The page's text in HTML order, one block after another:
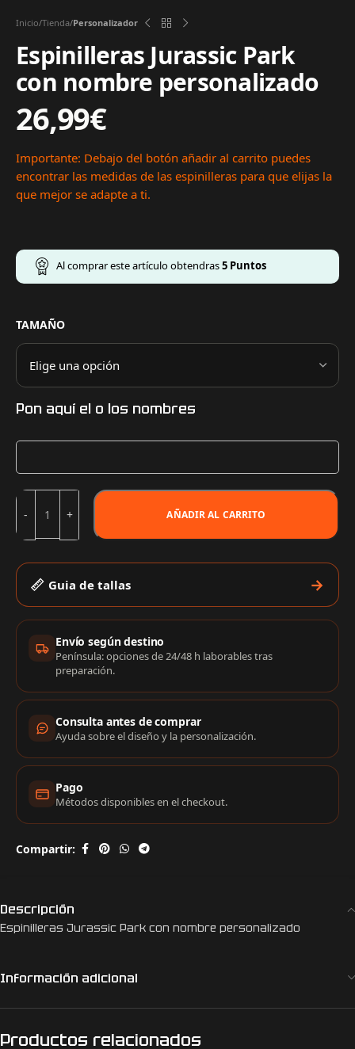
Inicio Tienda Personalizador
Espinilleras Jurassic Park
con nombre personalizado
26,99€
Importante: Debajo del botón añadir al carrito puedes
encontrar las medidas de las espinilleras para que elijas la
que mejor se adapte a ti.
Al comprar este artículo obtendras5 Puntos
TAMAÑO
Pon aquí el o los nombres
AÑADIR AL CARRITO
Guia de tallas
Información de compra
Envío según destino
Península: opciones de 24/48 h laborables tras
preparación.
Consulta antes de comprar
Ayuda sobre el diseño y la personalización.
Pago
Métodos disponibles en el checkout.
Compartir:
Descripción
Espinilleras Jurassic Park con nombre personalizado
Información adicional
Productos relacionados